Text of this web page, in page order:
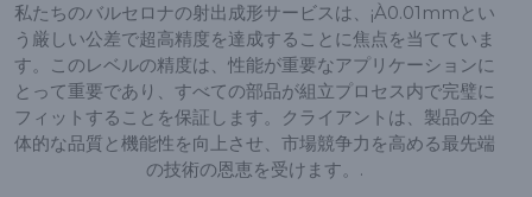
私たちのバルセロナの射出成形サービスは、¡À0.01mmとい
う厳しい公差で超高精度を達成することに焦点を当てていま
す。このレベルの精度は、性能が重要なアプリケーションに
とって重要であり、すべての部品が組立プロセス内で完璧に
フィットすることを保証します。クライアントは、製品の全
体的な品質と機能性を向上させ、市場競争力を高める最先端
の技術の恩恵を受けます。.